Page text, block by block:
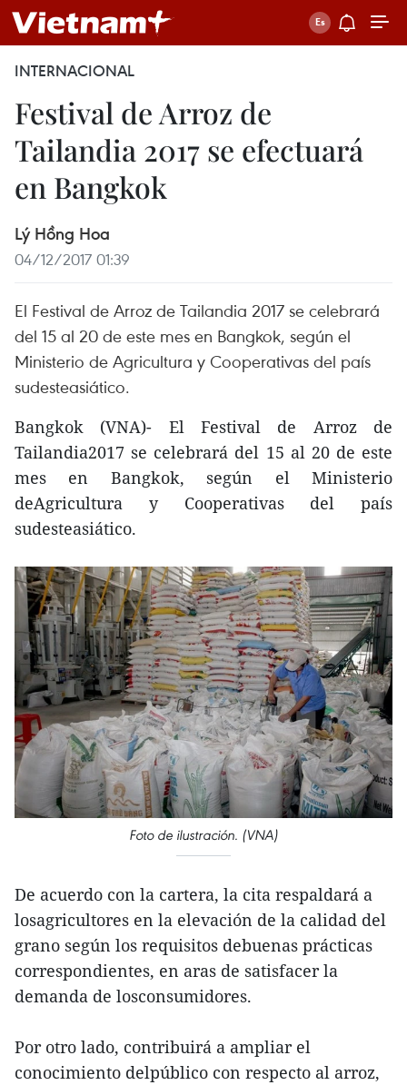
INTERNACIONAL
Festival de Arroz de
Tailandia 2017 se efectuará
en Bangkok
Lý Hồng Hoa
04/12/2017 01:39
El Festival de Arroz de Tailandia 2017 se celebrará
del 15 al 20 de este mes en Bangkok, según el
Ministerio de Agricultura y Cooperativas del país
sudesteasiático.
Bangkok (VNA)- El Festival de Arroz de
Tailandia2017 se celebrará del 15 al 20 de este
mes en Bangkok, según el Ministerio
deAgricultura y Cooperativas del país
sudesteasiático.
Foto de ilustración. (VNA)
De acuerdo con la cartera, la cita respaldará a
losagricultores en la elevación de la calidad del
grano según los requisitos debuenas prácticas
correspondientes, en aras de satisfacer la
demanda de losconsumidores.
Por otro lado, contribuirá a ampliar el
conocimiento delpúblico con respecto al arroz,